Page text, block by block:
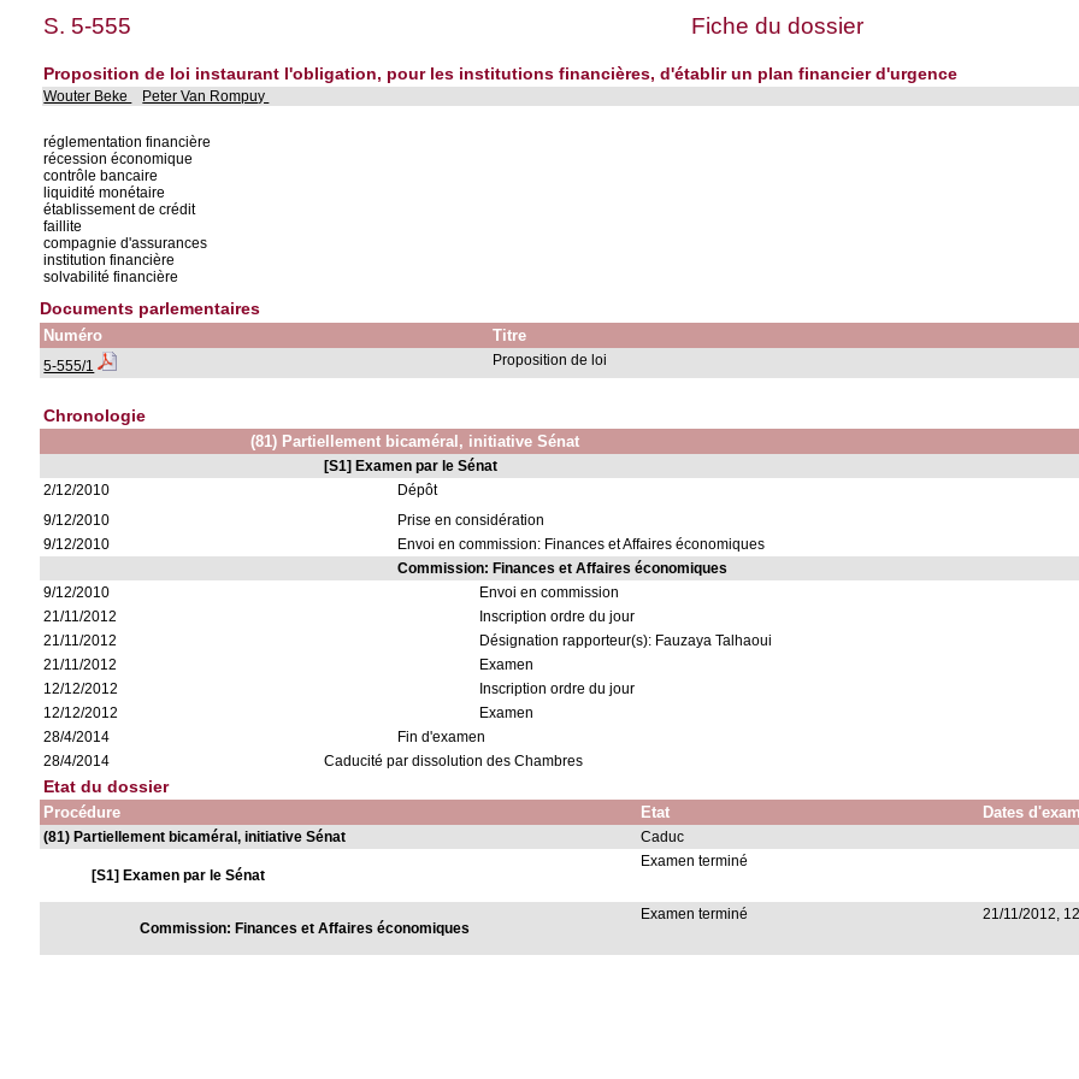
S. 5-555 Fiche du dossier
Proposition de loi instaurant l'obligation, pour les institutions financières, d'établir un plan financier d'urgence
Wouter Beke Peter Van Rompuy
réglementation financière
récession économique
contrôle bancaire
liquidité monétaire
établissement de crédit
faillite
compagnie d'assurances
institution financière
solvabilité financière
Documents parlementaires
Numéro Titre
5-555/1 Proposition de loi
Chronologie
(81) Partiellement bicaméral, initiative Sénat
[S1] Examen par le Sénat
2/12/2010
Dépôt
9/12/2010
Prise en considération
9/12/2010
Envoi en commission: Finances et Affaires économiques
Commission: Finances et Affaires économiques
9/12/2010
Envoi en commission
21/11/2012
Inscription ordre du jour
21/11/2012
Désignation rapporteur(s): Fauzaya Talhaoui
21/11/2012
Examen
12/12/2012
Inscription ordre du jour
12/12/2012
Examen
28/4/2014
Fin d'examen
28/4/2014
Caducité par dissolution des Chambres
Etat du dossier
Procédure Etat Dates
(81) Partiellement bicaméral, initiative Sénat Caduc
[S1] Examen par le Sénat
Examen terminé
Commission: Finances et Affaires économiques
Examen terminé 21/11/2012,